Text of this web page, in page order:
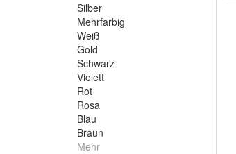
Silber
Mehrfarbig
Weiß
Gold
Schwarz
Violett
Rot
Rosa
Blau
Braun
Mehr